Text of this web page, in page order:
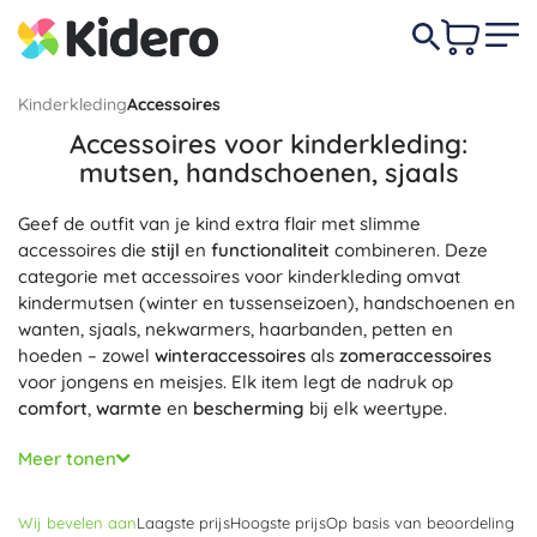
KinderkledingAccessoires
Accessoires voor kinderkleding:
mutsen, handschoenen, sjaals
Geef de outfit van je kind extra flair met slimme
accessoires die stijl en functionaliteit combineren. Deze
categorie met accessoires voor kinderkleding omvat
kindermutsen (winter en tussenseizoen), handschoenen en
wanten, sjaals, nekwarmers, haarbanden, petten en
hoeden – zowel winteraccessoires als zomeraccessoires
voor jongens en meisjes. Elk item legt de nadruk op
comfort, warmte en bescherming bij elk weertype.
Materialen zoals katoen, merinowol en bamboe zorgen
voor ademend vermogen
softshell en functionele stoffen zijnwinddichten
Meer tonen
Wij bevelen aanLaagste prijsHoogste prijsOp basis van beoordeling